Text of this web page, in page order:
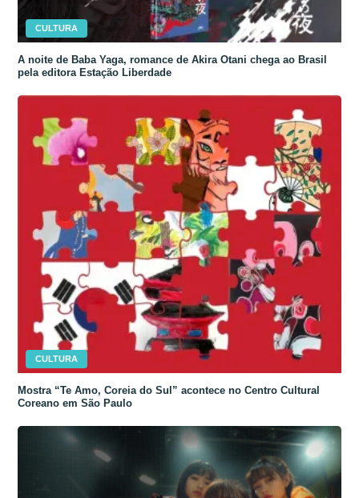
CULTURA
A noite de Baba Yaga, romance de Akira Otani chega ao Brasil
pela editora Estação Liberdade
CULTURA
Mostra “Te Amo, Coreia do Sul” acontece no Centro Cultural
Coreano em São Paulo